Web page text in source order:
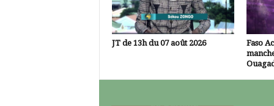
JT de 13h du 07 août 2026
Faso